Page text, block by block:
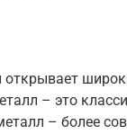
– это
– более